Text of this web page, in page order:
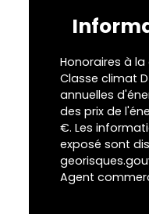
Honoraires à
Classe climat
annuelles
des prix de
€. Les
exposé sont
Agent